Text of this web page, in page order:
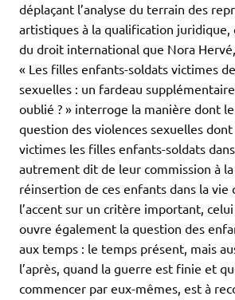
déplaçant l’analyse du terrain des
artistiques à la qualification juridique,
du droit international que Nora
« Les filles enfants-soldats victimes
sexuelles : un fardeau
oublié ? » interroge la manière dont
question des violences sexuelles
victimes les filles enfants-soldats
autrement dit de leur commission à
réinsertion de ces enfants dans la
l’accent sur un critère important,
ouvre également la question des
aux temps : le temps présent, mais
l’après, quand la guerre est finie et
commencer par eux-mêmes, est à